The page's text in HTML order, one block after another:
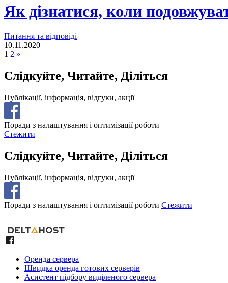
Як дізнатися, коли
Питання та відповіді
10.11.2020
1 2 »
Слідкуйте, Читайте, Діліться
Публікації, інформація, відгуки, акції
Поради з налаштування і оптимізації роботи
Стежити
Слідкуйте, Читайте, Діліться
Публікації, інформація, відгуки, акції
Поради з налаштування і оптимізації роботи Стежити
Оренда сервера
Швидка оренда готових серверів
Асистент підбору виділеного сервера